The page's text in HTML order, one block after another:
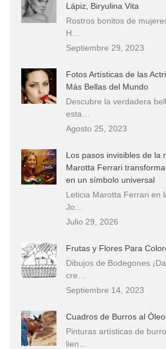
Lápiz, Biryulina Vita
Rostros bonitos de
H…
Septiembre 29, 2023
Fotos Artísticas de las
Más Bellas del Mundo
Descubre la verdadera
esta…
Agosto 25, 2023
Los pasos invisibles de la
Marotta Ferrari
en un símbolo universal
Leticia Marotta Ferrari en
Jo…
Julio 29, 2026
Frutas y Flores Para
Dibujos de Bodegones
cre…
Septiembre 14, 2023
Cuadros de Burros al Óleo
Pinturas artísticas de
lien…